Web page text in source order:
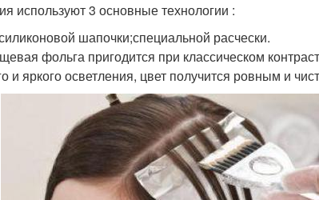
используют 3 основные технологии :
шапочки;специальной расчески.
фольга пригодится при классическом
и яркого осветления, цвет получится ровным и